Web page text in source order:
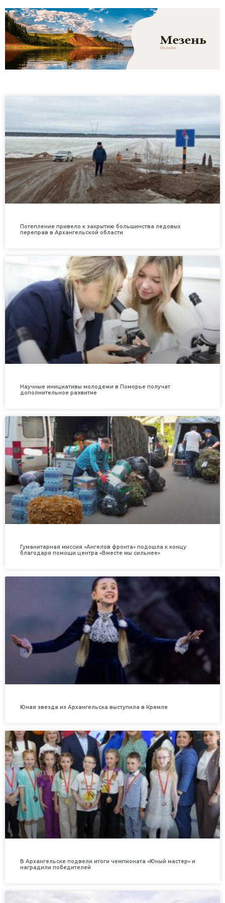
Потепление привело к закрытию большинства ледовых
переправ в Архангельской области
Научные инициативы молодежи в Поморье получат
дополнительное развитие
Гуманитарная миссия «Ангелов фронта» подошла к концу
благодаря помощи центра «Вместе мы сильнее»
Юная звезда из Архангельска выступила в Кремле
В Архангельске подвели итоги чемпионата «Юный мастер» и
наградили победителей